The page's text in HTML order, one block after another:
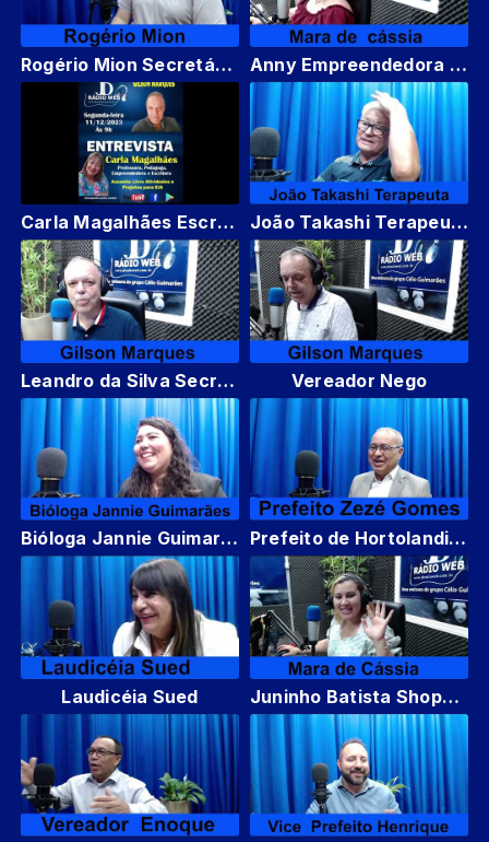
Rogério Mion Secretário de Habitação Hortolandia Anny Empreendedora lojas Anny presentes
Carla Magalhães Escritora João Takashi Terapeuta
Leandro da Silva Secretário de Saúde Adjunto Vereador Nego
Bióloga Jannie Guimarães Prefeito de Hortolandia Zezé Gomes
Laudicéia Sued Juninho Batista Shopping dos Animais